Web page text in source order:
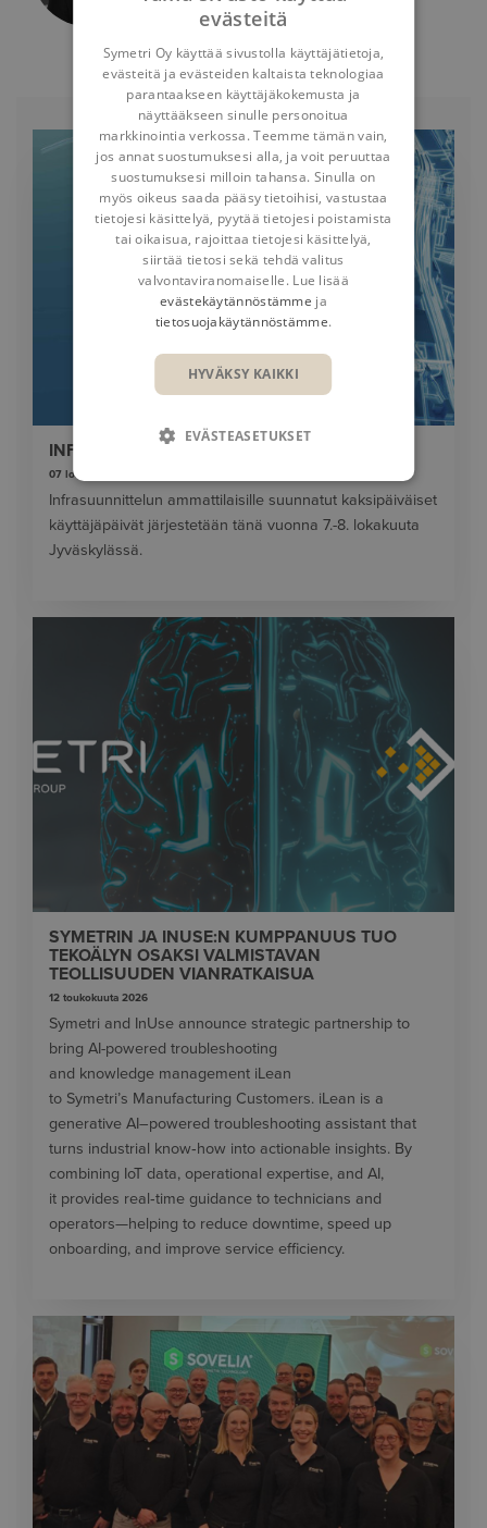
INFRA FORUM 2026
07 lokakuuta 2026
Infrasuunnittelun ammattilaisille suunnatut kaksipäiväiset
käyttäjäpäivät järjestetään tänä vuonna 7.-8. lokakuuta
Jyväskylässä.
SYMETRIN JA INUSE:N KUMPPANUUS TUO
TEKOÄLYN OSAKSI VALMISTAVAN
TEOLLISUUDEN VIANRATKAISUA
12 toukokuuta 2026
Symetri and InUse announce strategic partnership to
bring AI-powered troubleshooting
and knowledge management iLean
to Symetri’s Manufacturing Customers. iLean is a
generative AI–powered troubleshooting assistant that
turns industrial know‑how into actionable insights. By
combining IoT data, operational expertise, and AI,
it provides real‑time guidance to technicians and
operators—helping to reduce downtime, speed up
onboarding, and improve service efficiency.
evästeitä
Symetri Oy käyttää sivustolla käyttäjätietoja,
evästeitä ja evästeiden kaltaista teknologiaa
parantaakseen käyttäjäkokemusta ja
näyttääkseen sinulle personoitua
markkinointia verkossa. Teemme tämän vain,
jos annat suostumuksesi alla, ja voit peruuttaa
suostumuksesi milloin tahansa. Sinulla on
myös oikeus saada pääsy tietoihisi, vastustaa
tietojesi käsittelyä, pyytää tietojesi poistamista
tai oikaisua, rajoittaa tietojesi käsittelyä,
siirtää tietosi sekä tehdä valitus
valvontaviranomaiselle. Lue lisää
evästekäytännöstämme ja
tietosuojakäytännöstämme.
HYVÄKSY KAIKKI
EVÄSTEASETUKSET